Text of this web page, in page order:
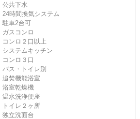
公共下水
24時間換気システム
駐車2台可
ガスコンロ
コンロ２口以上
システムキッチン
コンロ３口
バス・トイレ別
追焚機能浴室
浴室乾燥機
温水洗浄便座
トイレ２ヶ所
独立洗面台